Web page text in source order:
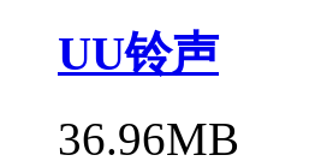
UU铃声
36.96MB